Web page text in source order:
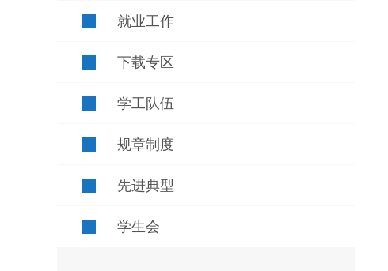
就业工作
下载专区
学工队伍
规章制度
先进典型
学生会